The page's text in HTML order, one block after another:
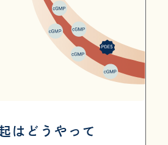
はどうやって